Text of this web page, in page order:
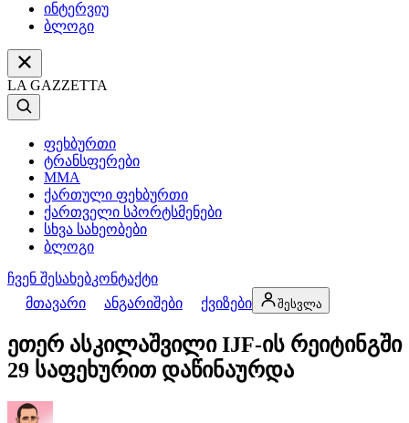
ინტერვიუ
ბლოგი
LA GAZZETTA
ფეხბურთი
ტრანსფერები
MMA
ქართული ფეხბურთი
ქართველი სპორტსმენები
სხვა სახეობები
ბლოგი
ჩვენ შესახებკონტაქტი
მთავარი
ანგარიშები ქვიზები შესვლა
ეთერ ასკილაშვილი IJF-ის რეიტინგში
29 საფეხურით დაწინაურდა